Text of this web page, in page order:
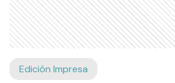
Edición Impresa